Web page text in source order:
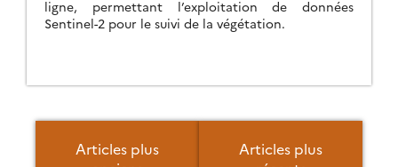
ligne, permettant l’exploitation de données
Sentinel-2 pour le suivi de la végétation.
Articles plus
Articles plus